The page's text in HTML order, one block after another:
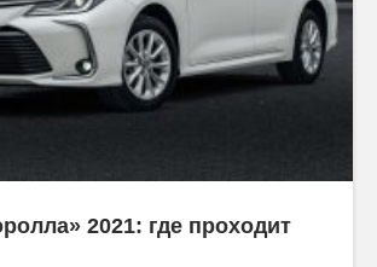
2021: где проходит